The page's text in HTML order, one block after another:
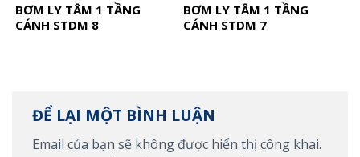
BƠM LY TÂM 1 TẦNG
CÁNH STDM 8
BƠM LY TÂM 1 TẦNG
CÁNH STDM 7
ĐỂ LẠI MỘT BÌNH LUẬN
Email của bạn sẽ không được hiển thị công khai.